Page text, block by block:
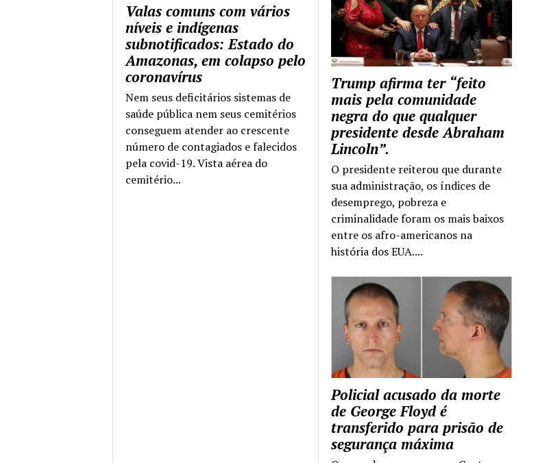
Trump afirma ter “feito
mais pela comunidade
negra do que qualquer
presidente desde Abraham
Lincoln”.
O presidente reiterou que durante
sua administração, os índices de
desemprego, pobreza e
criminalidade foram os mais baixos
entre os afro-americanos na
história dos EUA....
Policial acusado da morte
de George Floyd é
transferido para prisão de
segurança máxima
Valas comuns com vários
níveis e indígenas
subnotificados: Estado do
Amazonas, em colapso pelo
coronavírus
Nem seus deficitários sistemas de
saúde pública nem seus cemitérios
conseguem atender ao crescente
número de contagiados e falecidos
pela covid-19. Vista aérea do
cemitério...